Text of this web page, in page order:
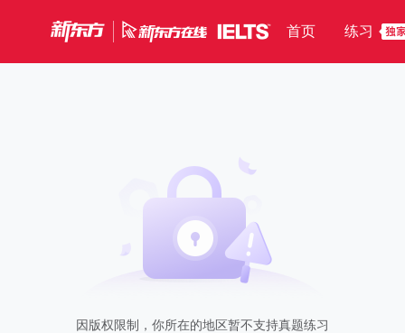
首页 练习
因版权限制，你所在的地区暂不支持真题练习